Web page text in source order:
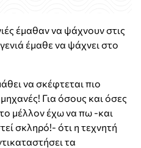
έμαθαν να ψάχνουν στις
έμαθε να ψάχνει στο
να σκέφτεται πιο
Για όσους και όσες
μέλλον έχω να πω -και
σκληρό!- ότι η τεχνητή
τα